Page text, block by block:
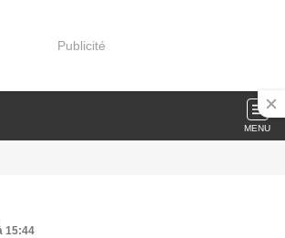
Publicité
MENU
15:44